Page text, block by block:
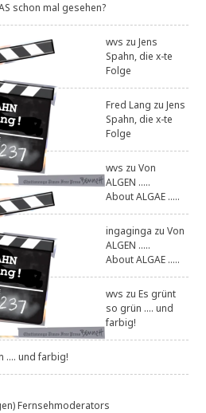
schon mal gesehen?
wvs zuJens
Spahn, die x-te
Folge
Fred Lang zuJens
Spahn, die x-te
Folge
wvs zuVon
ALGEN .....
About ALGAE .....
ingaginga zuVon
ALGEN .....
About ALGAE .....
wvs zuEs grünt
so grün .... und
farbig!
.... und farbig!
Fernsehmoderators